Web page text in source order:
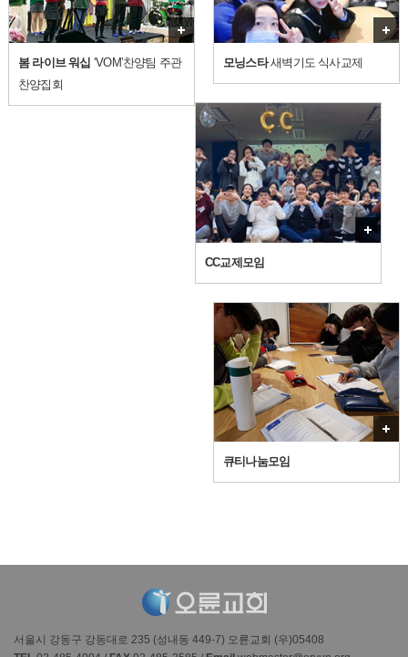
더보기
봄 라이브 워십 ‘VOM’찬양팀 주관
찬양집회
모닝스타새벽기도 식사교제
더보
CC교제모임
큐티나눔모임
서울시 강동구 강동대로 235 (성내동 449-7) 오륜교회 (우)05408